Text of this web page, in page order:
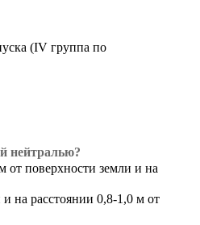
(IV группа по
нейтралью?
от поверхности земли и на
на расстоянии 0,8-1,0 м от